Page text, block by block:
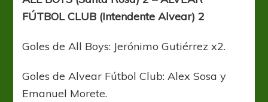
FÚTBOL CLUB (Intendente Alvear) 2
Goles de All Boys: Jerónimo Gutiérrez x2.
Goles de Alvear Fútbol Club: Alex Sosa y
Emanuel Morete.